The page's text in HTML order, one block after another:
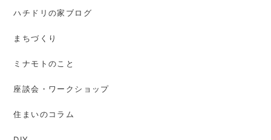
ハチドリの家ブログ
まちづくり
ミナモトのこと
座談会・ワークショップ
住まいのコラム